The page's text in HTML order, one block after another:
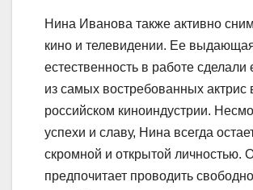
Нина Иванова также активно
кино и телевидении. Ее
естественность в работе сделали
из самых востребованных актрис
российском киноиндустрии.
успехи и славу, Нина всегда
скромной и открытой личностью.
предпочитает проводить